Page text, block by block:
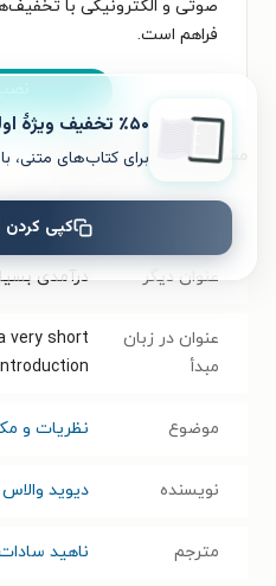
صوتی و الکترونیکی با
فراهم است.
مشخصات کتاب الکترونیکی
فلسفه
عنوان دیگر درآمدی
عنوان در زبان
مبدأ
very short
موضوع نظریات و
نویسنده دیوید والاس
مترجم ناهید
٪۵۰ تخفیف ویژۀ اولین خرید
برای کتاب‌های متنی،
کپی